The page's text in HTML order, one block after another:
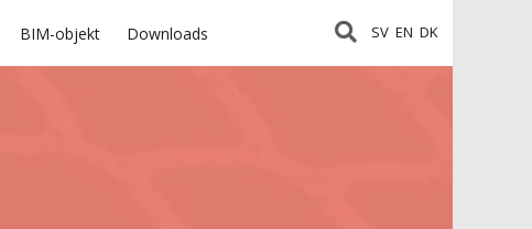
BIM-objekt Downloads SV EN DK